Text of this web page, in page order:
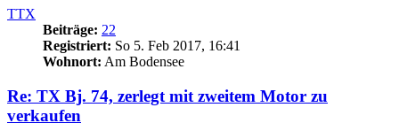
TTX
Beiträge: 22
Registriert: So 5. Feb 2017, 16:41
Wohnort: Am Bodensee
Re: TX Bj. 74, zerlegt mit zweitem Motor zu
verkaufen